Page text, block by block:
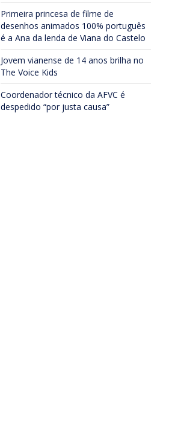
Primeira princesa de filme de
desenhos animados 100% português
é a Ana da lenda de Viana do Castelo
Jovem vianense de 14 anos brilha no
The Voice Kids
Coordenador técnico da AFVC é
despedido “por justa causa”